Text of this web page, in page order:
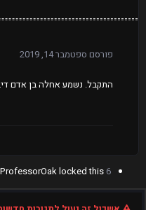
פורסם ספטמבר 14, 2019
התקבל. נשמע אחלה בן אדם
6 yr
ProfessorOaklocked this נושא